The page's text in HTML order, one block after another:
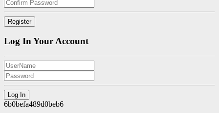
Log In Your Account
6b0befa489d0beb6